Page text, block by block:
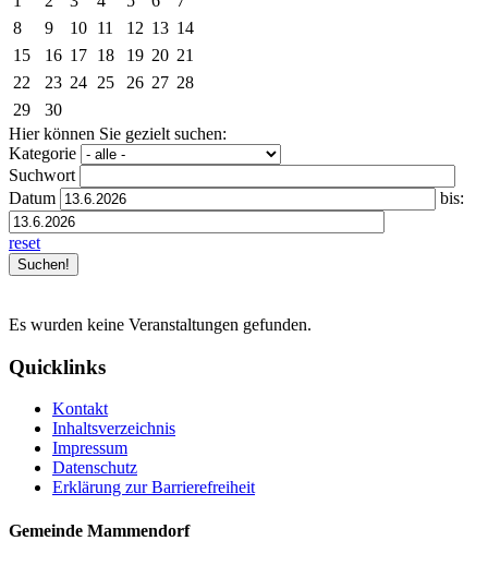
8
9 10 11 12 13 14
15
16 17 18 19 20 21
22
23 24 25 26 27 28
29
30
Hier können Sie gezielt suchen:
Kategorie
Suchwort
Datum
bis:
reset
Es wurden keine Veranstaltungen gefunden.
Quicklinks
Kontakt
Inhaltsverzeichnis
Impressum
Datenschutz
Erklärung zur Barrierefreiheit
Gemeinde Mammendorf